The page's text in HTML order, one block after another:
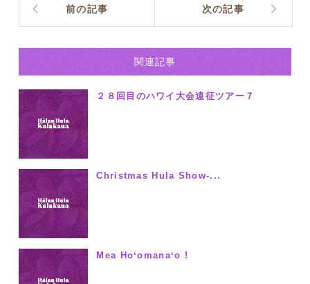
前の記事 次の記事
関連記事
２８回目のハワイ大会遠征ツアー７
Christmas Hula Show-...
Mea Hoʻomanaʻo !